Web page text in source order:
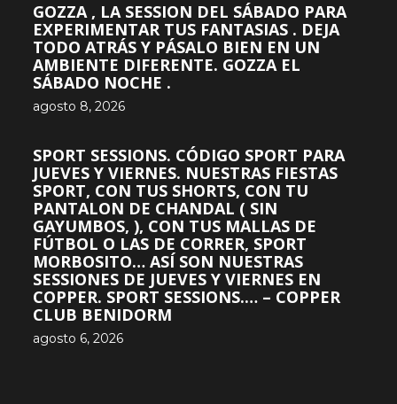
GOZZA , LA SESSION DEL SÁBADO PARA
EXPERIMENTAR TUS FANTASIAS . DEJA
TODO ATRÁS Y PÁSALO BIEN EN UN
AMBIENTE DIFERENTE. GOZZA EL
SÁBADO NOCHE .
agosto 8, 2026
SPORT SESSIONS. CÓDIGO SPORT PARA
JUEVES Y VIERNES. NUESTRAS FIESTAS
SPORT, CON TUS SHORTS, CON TU
PANTALON DE CHANDAL ( SIN
GAYUMBOS, ), CON TUS MALLAS DE
FÚTBOL O LAS DE CORRER, SPORT
MORBOSITO… ASÍ SON NUESTRAS
SESSIONES DE JUEVES Y VIERNES EN
COPPER. SPORT SESSIONS.… – COPPER
CLUB BENIDORM
agosto 6, 2026